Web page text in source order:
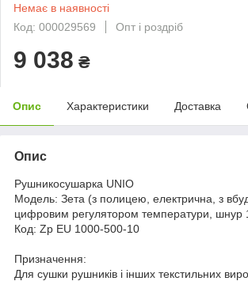
Немає в наявності
Код: 000029569
Опт і роздріб
9 038 ₴
Опис Характеристики Доставка
Опис
Рушникосушарка UNIO
Модель: Зета (з полицею, електрична, з
цифровим регулятором температури, шнур
Код: Zp EU 1000-500-10
Призначення:
Для сушки рушників і інших текстильних